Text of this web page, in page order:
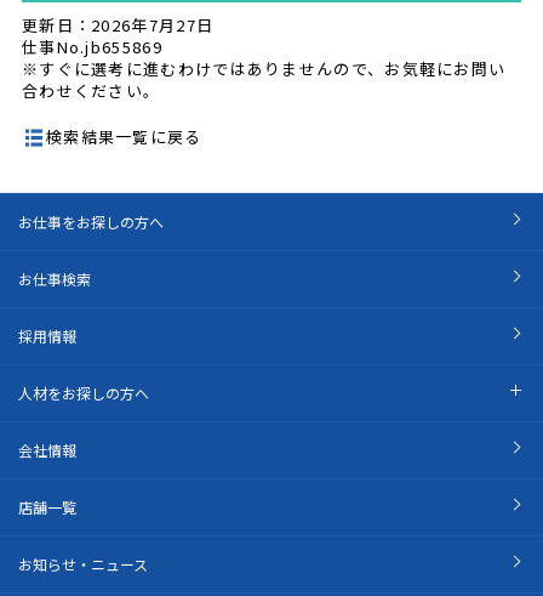
更新日：2026年7月27日
仕事No.jb655869
※すぐに選考に進むわけではありませんので、お気軽にお問い
合わせください。
検索結果一覧に戻る
お仕事をお探しの方へ
お仕事検索
採用情報
人材をお探しの方へ
会社情報
店舗一覧
お知らせ・ニュース